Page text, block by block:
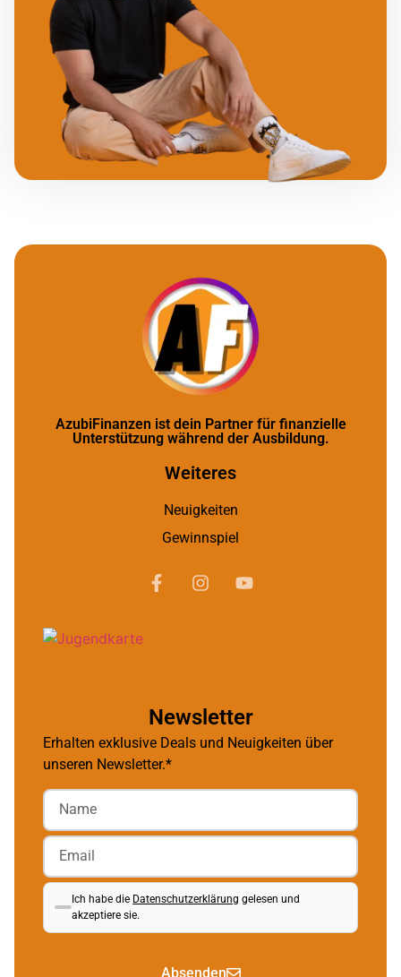
AzubiFinanzen ist dein Partner für finanzielle
Unterstützung während der Ausbildung.
Weiteres
Neuigkeiten
Gewinnspiel
Newsletter
Erhalten exklusive Deals und Neuigkeiten über
unseren Newsletter.*
Ich habe die Datenschutzerklärung gelesen und
akzeptiere sie.
Absenden